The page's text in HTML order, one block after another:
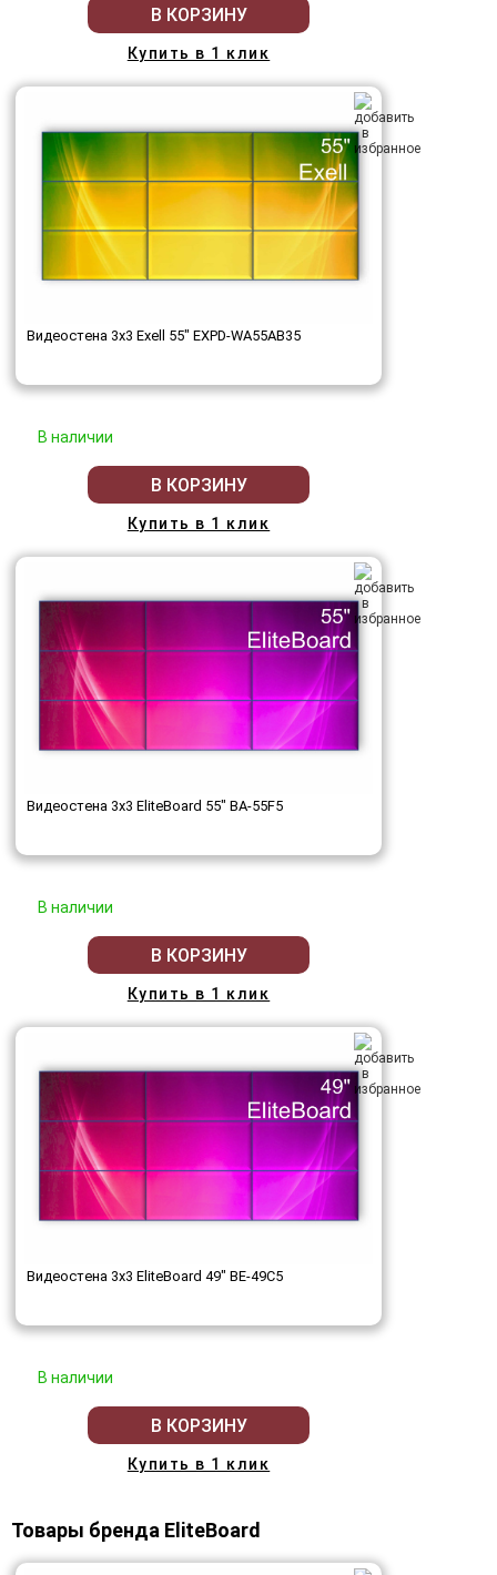
В КОРЗИНУ
Купить в 1 клик
Видеостена 3x3 Exell 55" EXPD-WA55AB35
В наличии
В КОРЗИНУ
Купить в 1 клик
Видеостена 3x3 EliteBoard 55" BA-55F5
В наличии
В КОРЗИНУ
Купить в 1 клик
Видеостена 3x3 EliteBoard 49" BE-49C5
В наличии
В КОРЗИНУ
Купить в 1 клик
Товары бренда EliteBoard